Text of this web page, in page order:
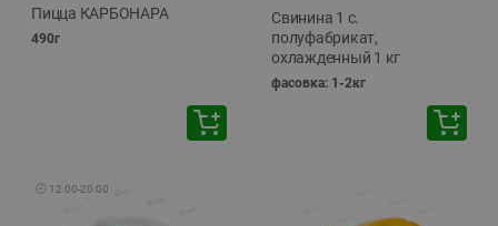
Пицца КАРБОНАРА
490г
Свинина 1 с.
полуфабрикат,
охлажденный 1 кг
фасовка: 1-2кг
🕘 12:00-20:00